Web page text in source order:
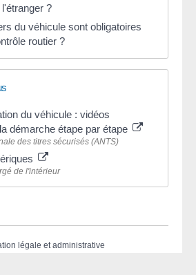
?
du véhicule sont obligatoires
routier ?
du véhicule : vidéos
démarche étape par étape
des titres sécurisés (ANTS)
de l'intérieur
légale et administrative